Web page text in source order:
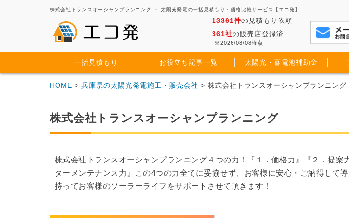
株式会社トランスオーシャンプランニング － 太陽光発電の一括見積もり・価格比較サービス【エコ発】
13361件の見積もり依頼
361社の販売店登録済
※2026/08/08時点
一括見積もり お役立ち記事一覧 太陽光・蓄電池補助金
HOME > 兵庫県の太陽光発電施工・販売会社 > 株式会社トランスオーシャンプランニング
株式会社トランスオーシャンプランニング
株式会社トランスオーシャンプランニング４つの力！『１．価格力』『２．提案
ターメンテナンス力』この4つの力全てに妥協せず、お客様に安心・ご納得して
持ってお客様のソーラーライフをサポートさせて頂きます！